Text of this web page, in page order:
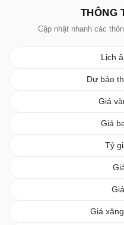
THÔNG
Cập nhật nhanh các
Lịch
Dự báo
Giá
Giá
Tỷ
Giá